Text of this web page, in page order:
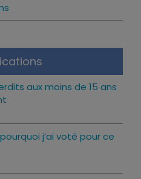
aux moins de 15 ans
j’ai voté pour ce